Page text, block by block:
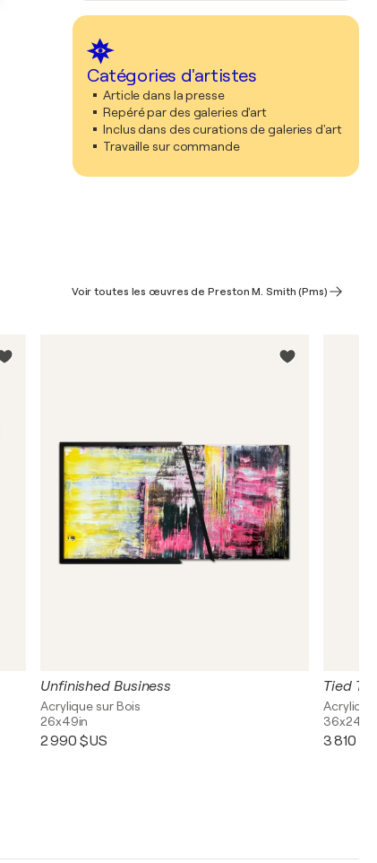
Catégories d'artistes
Article dans la presse
Repéré par des galeries d'art
Inclus dans des curations de galeries d'art
Travaille sur commande
Voir toutes les œuvres de Preston M. Smith (Pms)
Unfinished Business
Acrylique sur Bois
26x49in
2 990 $US
Tied
36x24in
3 810